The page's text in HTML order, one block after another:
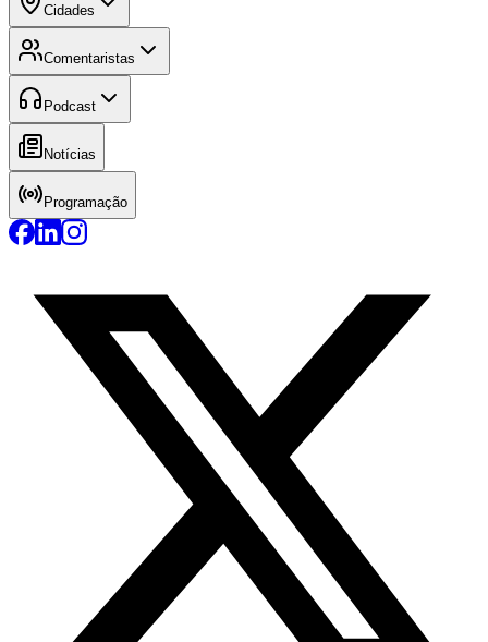
Cidades
Comentaristas
Podcast
Notícias
Programação